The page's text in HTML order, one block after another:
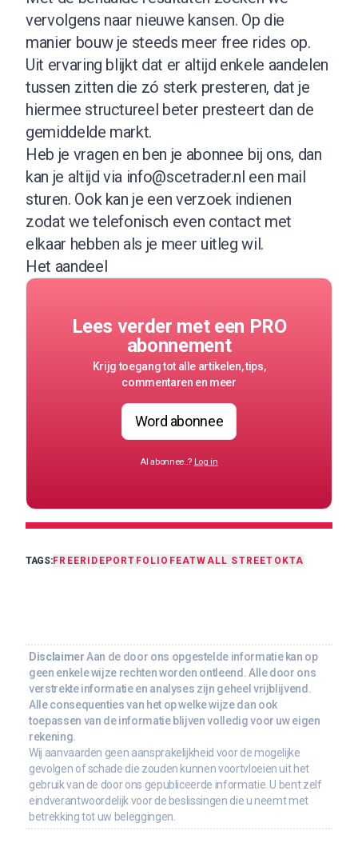
vervolgens naar nieuwe kansen. Op die
manier bouw je steeds meer free rides op.
Uit ervaring blijkt dat er altijd enkele aandelen
tussen zitten die zó sterk presteren, dat je
hiermee structureel beter presteert dan de
gemiddelde markt.
Heb je vragen en ben je abonnee bij ons, dan
kan je altijd via info@scetrader.nl een mail
sturen. Ook kan je een verzoek indienen
zodat we telefonisch even contact met
elkaar hebben als je meer uitleg wil.
Het aandeel
Lees verder met een PRO
abonnement
Krijg toegang tot alle artikelen, tips,
commentaren en meer
Word abonnee
Al abonnee..? Log in
TAGS:FREERIDEPORTFOLIO FEATWALL STREET OKTA
Disclaimer Aan de door ons opgestelde informatie kan op
geen enkele wijze rechten worden ontleend. Alle door ons
verstrekte informatie en analyses zijn geheel vrijblijvend.
Alle consequenties van het op welke wijze dan ook
toepassen van de informatie blijven volledig voor uw eigen
rekening.
Wij aanvaarden geen aansprakelijkheid voor de mogelijke
gevolgen of schade die zouden kunnen voortvloeien uit het
gebruik van de door ons gepubliceerde informatie. U bent zelf
eindverantwoordelijk voor de beslissingen die u neemt met
betrekking tot uw beleggingen.